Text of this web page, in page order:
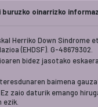
buruzko oinarrizko
Herriko Down Sindrome
(EHDSF). G-48679302.
bidez jasotako
baimena
zaio daturik emango
ezik.